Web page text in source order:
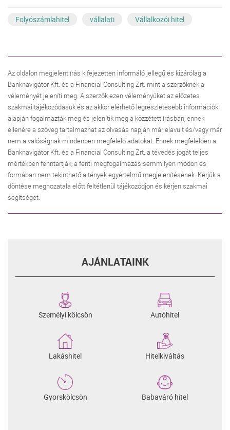
Folyószámlahitel vállalati Vállalkozói hitel
Az oldalon megjelent írás kifejezetten informáló jellegű és kizárólag a
Banknavigátor Kft. és a Financial Consulting Zrt. mint a szerzőknek a
véleményét jeleníti meg. A szerzők ezen véleményüket az előzetes
szakmai tájékozódásuk és az akkor elérhető legrészletesebb információk
alapján fogalmazták meg és jelenítik meg a közzétett írásban, ennek
ellenére a szöveg tartalmazhat az olvasás napján már elavult és/vagy már
nem a valóságnak mindenben megfelelő adatokat. Ennek megfelelően a
Banknavigátor Kft. és a Financial Consulting Zrt. a tévedés jogát teljes
mértékben fenntartják, a fenti megfogalmazás semmilyen módon és
formában nem tekinthető a tények egyértelmű megjelenítésének. Kérjük a
döntése meghozatala előtt feltétlenül tájékozódjon és kérjen szakmai
segítséget.
AJÁNLATAINK
Személyi kölcsön Autóhitel
Lakáshitel Hitelkiváltás
Gyorskölcsön Babaváró hitel